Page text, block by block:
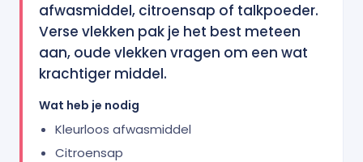
afwasmiddel, citroensap of talkpoeder.
Verse vlekken pak je het best meteen
aan, oude vlekken vragen om een wat
krachtiger middel.
Wat heb je nodig
Kleurloos afwasmiddel
Citroensap